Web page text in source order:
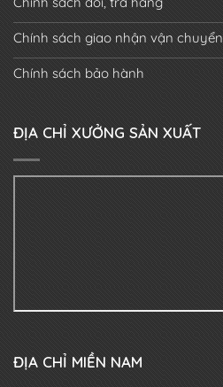
Chính sách giao nhận vận chuyển
Chính sách bảo hành
ĐỊA CHỈ XƯỞNG SẢN XUẤT
ĐỊA CHỈ MIỀN NAM